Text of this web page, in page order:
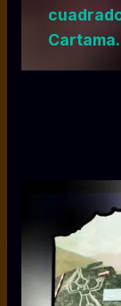
Cartama.